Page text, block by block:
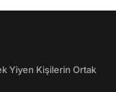
Yiyen Kişilerin Ortak